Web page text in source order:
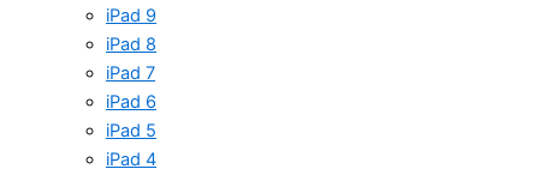
iPad 9
iPad 8
iPad 7
iPad 6
iPad 5
iPad 4